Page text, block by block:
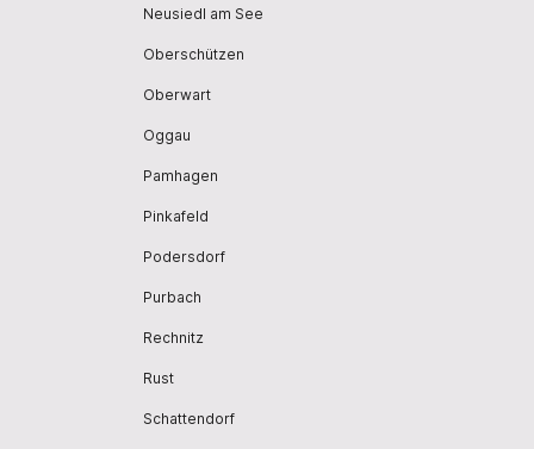
Neusiedl am See
Oberschützen
Oberwart
Oggau
Pamhagen
Pinkafeld
Podersdorf
Purbach
Rechnitz
Rust
Schattendorf